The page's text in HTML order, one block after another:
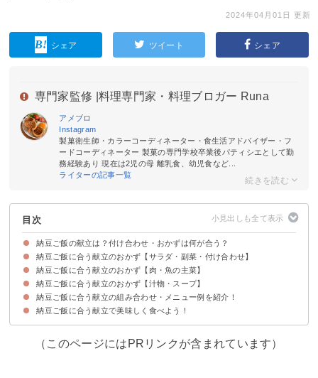
2024年04月01日 更新
シェア ツイート シェア
専門家監修 | 料理専門家・料理ブロガー Runa
アメブロ
Instagram
製菓衛生師・カラーコーディネーター・食生活アドバイザー・フ
ードコーディネーター 製菓の専門学校卒業後パティシエとして勤
務経験あり 現在は2児の母 離乳食、幼児食など...
ライターの記事一覧
目次
納豆ご飯の献立は？付け合わせ・おかずは何が合う？
納豆ご飯に合う献立のおかず【サラダ・副菜・付け合わせ】
①きんぴらごぼう
②ほうれん草とかつお節のおひたし
③豆腐サラダ
④冷奴
納豆ご飯に合う献立のおかず【肉・魚の主菜】
①茄子のはさみ揚げ
②ロールキャベツ
③豚バラ大根煮
④豚肉とナスの味噌炒め
⑤豚肉の生姜焼き
⑥肉じゃが
⑦魚の塩焼き
⑧イカの刺身
⑨サバの味噌煮込み
⑩ブリと大根の煮物
納豆ご飯に合う献立のおかず【汁物・スープ】
①味噌汁
②カレースープ
③豚汁
納豆ご飯に合う献立の組み合わせ・メニュー例を紹介！
献立メニュー例①
献立メニュー例②
献立メニュー例③
納豆ご飯に合う献立で美味しく食べよう！
（このページにはPRリンクが含まれています）